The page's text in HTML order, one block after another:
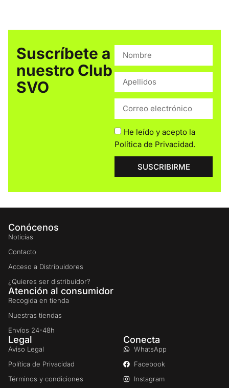
Suscríbete a
nuestro Club
SVO
He leído y acepto la
Política de Privacidad.
SUSCRIBIRME
Conócenos
Noticias
Contacto
Acceso a Distribuidores
¿Quieres ser distribuidor?
Atención al consumidor
Recogida en tienda
Nuestras tiendas
Envíos 24-48h
Legal
Aviso Legal
Política de Privacidad
Términos y condiciones
Conecta
WhatsApp
Facebook
Instagram